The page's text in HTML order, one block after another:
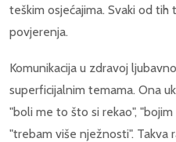
teškim osjećajima. Svaki od
povjerenja.
Komunikacija u zdravoj
superficijalnim temama. Ona
"boli me to što si rekao",
"trebam više nježnosti". Takva